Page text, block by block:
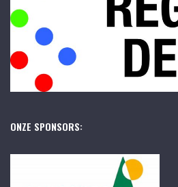
ONZE SPONSORS: